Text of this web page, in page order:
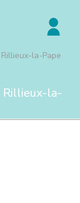
Rillieux-la-Pape
Rillieux-la-